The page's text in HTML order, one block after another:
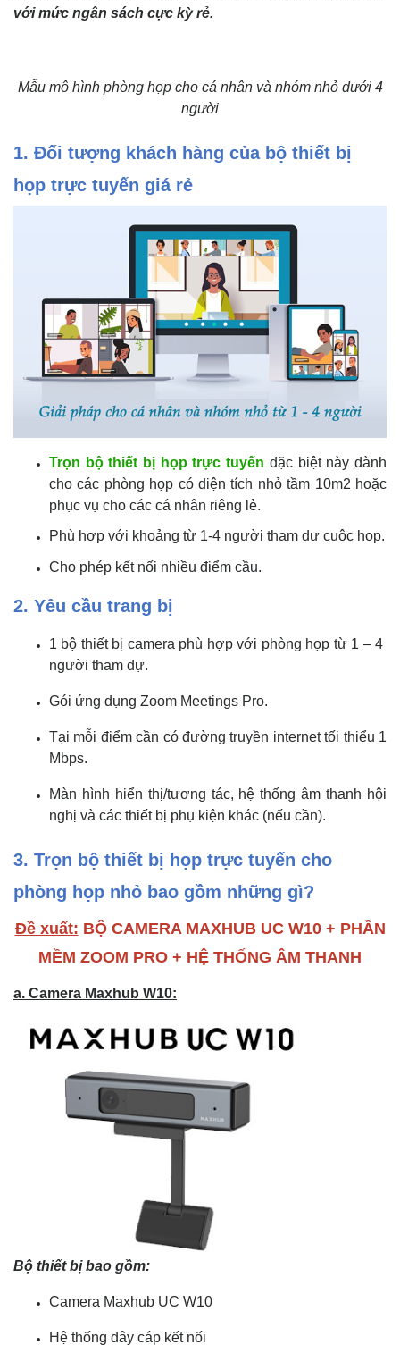
với mức ngân sách cực kỳ rẻ.
Mẫu mô hình phòng họp cho cá nhân và nhóm nhỏ dưới 4
người
1. Đối tượng khách hàng của bộ thiết bị
họp trực tuyến giá rẻ
Trọn bộ thiết bị họp trực tuyến đặc biệt này dành
cho các phòng họp có diện tích nhỏ tầm 10m2 hoặc
phục vụ cho các cá nhân riêng lẻ.
Phù hợp với khoảng từ 1-4 người tham dự cuộc họp.
Cho phép kết nối nhiều điểm cầu.
2. Yêu cầu trang bị
1 bộ thiết bị camera phù hợp với phòng họp từ 1 – 4
người tham dự.
Gói ứng dụng Zoom Meetings Pro.
Tại mỗi điểm cần có đường truyền internet tối thiểu 1
Mbps.
Màn hình hiển thị/tương tác, hệ thống âm thanh hội
nghị và các thiết bị phụ kiện khác (nếu cần).
3. Trọn bộ thiết bị họp trực tuyến cho
phòng họp nhỏ bao gồm những gì?
Đề xuất: BỘ CAMERA MAXHUB UC W10 + PHẦN
MỀM ZOOM PRO + HỆ THỐNG ÂM THANH
a. Camera Maxhub W10:
Bộ thiết bị bao gồm:
Camera Maxhub UC W10
Hệ thống dây cáp kết nối